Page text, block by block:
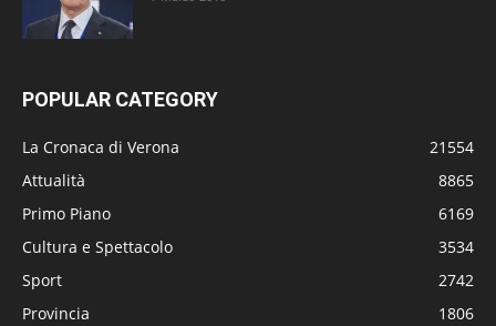
POPULAR CATEGORY
La Cronaca di Verona
21554
Attualità
8865
Primo Piano
6169
Cultura e Spettacolo
3534
Sport
2742
Provincia
1806